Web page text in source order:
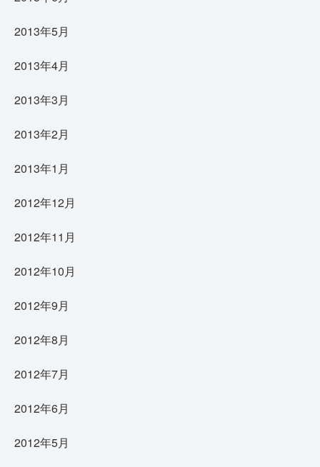
2013年5月
2013年4月
2013年3月
2013年2月
2013年1月
2012年12月
2012年11月
2012年10月
2012年9月
2012年8月
2012年7月
2012年6月
2012年5月